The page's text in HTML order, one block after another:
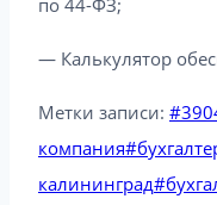
— Калькулятор
Метки записи: #
компания#
калининград#